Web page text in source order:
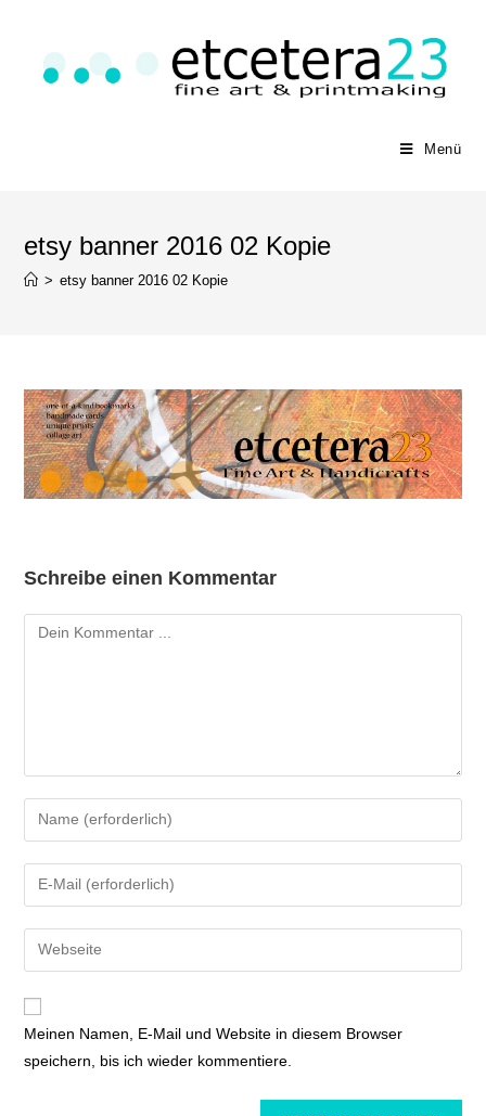
Menü
etsy banner 2016 02 Kopie
> etsy banner 2016 02 Kopie
Schreibe einen Kommentar
Meinen Namen, E-Mail und Website in diesem Browser
speichern, bis ich wieder kommentiere.